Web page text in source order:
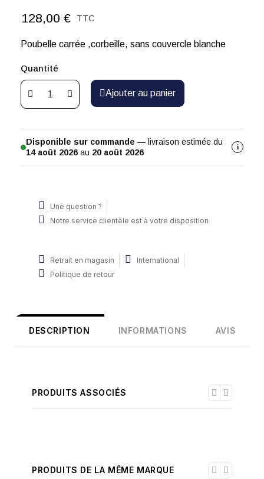
128,00 € TTC
Poubelle carrée ,corbeille, sans couvercle blanche
Quantité
Ajouter au panier
Disponible sur commande — livraison estimée du
14 août 2026 au 20 août 2026
i
Une question ?
Notre service clientèle est à votre disposition
Retrait en magasin
International
Politique de retour
DESCRIPTION INFORMATIONS AVIS
PRODUITS ASSOCIÉS
PRODUITS DE LA MÊME MARQUE